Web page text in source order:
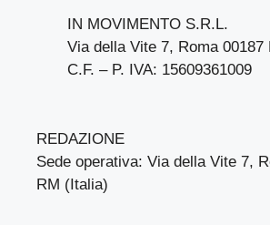
IN MOVIMENTO S.R.L.
Via della Vite 7, Roma 00187
C.F. – P. IVA: 15609361009
REDAZIONE
Sede operativa: Via della Vite 7,
RM (Italia)